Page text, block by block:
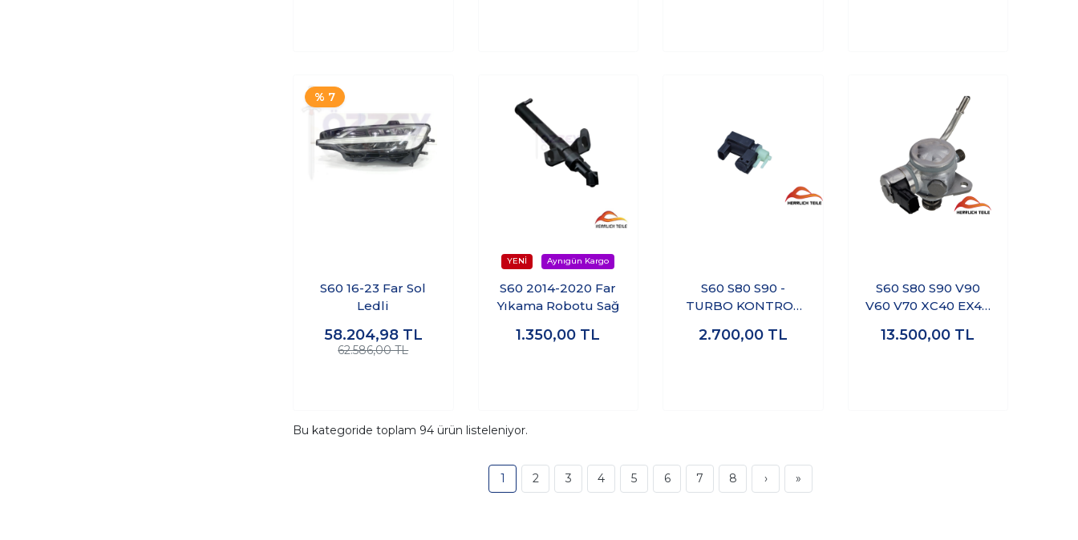
% 7
S60 16-23 Far Sol
Ledli
58.204,98 TL
62.586,00 TL
S60 2014-2020 Far
Yıkama Robotu Sağ
1.350,00 TL
S60 S80 S90 -
TURBO KONTROL
2.700,00 TL
S60 S80 S90 V90
V60 V70 XC40 EX40
YÜKSEK BASINÇ
13.500,00 TL
Bu kategoride toplam 94 ürün listeleniyor.
1 2 3 4 5 6 7 8 › »